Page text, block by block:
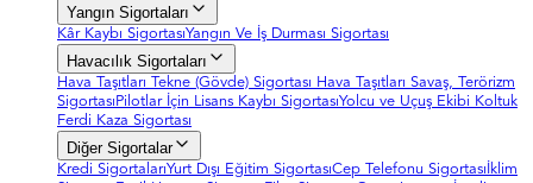
Yangın Sigortaları
Kâr Kaybı SigortasıYangın Ve İş Durması Sigortası
Havacılık Sigortaları
Hava Taşıtları Tekne (Gövde) Sigortası Hava Taşıtları Savaş, Terörizm
Sigortası Pilotlar İçin Lisans Kaybı SigortasıYolcu ve Uçuş Ekibi Koltuk
Ferdi Kaza Sigortası
Diğer Sigortalar
Kredi SigortalarıYurt Dışı Eğitim SigortasıCep Telefonu Sigortası İklim